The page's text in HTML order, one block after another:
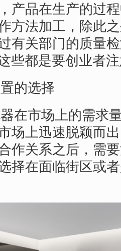
产品在生产的过
方法加工，除此
有关部门的质量
些都是要创业者
的选择
在市场上的需求
场上迅速脱颖而
作关系之后，需
择在面临街区或